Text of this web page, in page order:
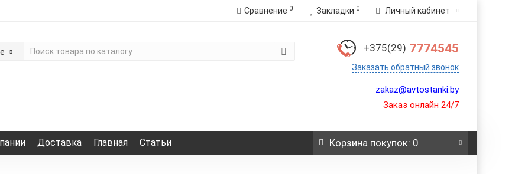
Сравнение 0 Закладки 0 Личный кабинет
+375(29) 7774545
Заказать обратный звонок
zakaz@avtostanki.by
Заказ онлайн 24/7
Доставка Главная Статьи Корзинапокупок: 0